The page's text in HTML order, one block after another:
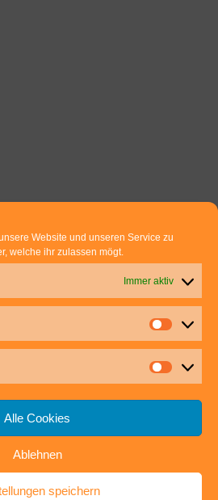
Website und unseren Service zu
welche ihr zulassen mögt.
Immer aktiv
Alle Cookies
Ablehnen
speichern
Draht zu uns:
und Silke Rommel
Stuttgart
hochgenuss.de
DATENSCHUTZ